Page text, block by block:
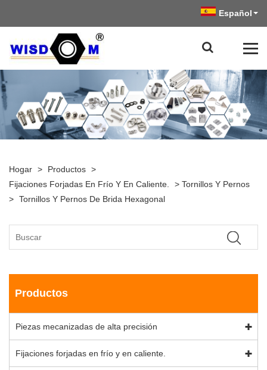
Español
Hogar > Productos >
Fijaciones Forjadas En Frío Y En Caliente.
> Tornillos Y Pernos
> Tornillos Y Pernos De Brida Hexagonal
Productos
Piezas mecanizadas de alta precisión
Fijaciones forjadas en frío y en caliente.